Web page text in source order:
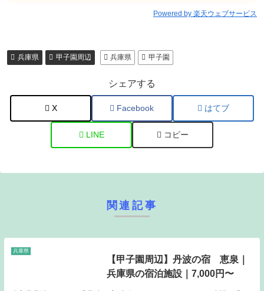
Powered by 楽天ウェブサービス
兵庫県 甲子園周辺 兵庫県 甲子園
シェアする
X Facebook はてブ
LINE コピー
関連記事
兵庫県
【甲子園周辺】丹波の宿 恵泉｜
兵庫県の宿泊施設｜7,000円〜